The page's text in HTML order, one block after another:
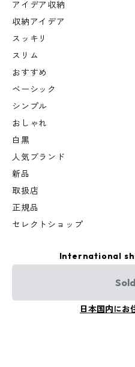
アイデア収納
収納アイデア
スッキリ
スリム
おすすめ
ベーシック
シンプル
おしゃれ
白黒
人気ブランド
新品
取扱店
正規品
セレクトショップ
International
日本国内にお